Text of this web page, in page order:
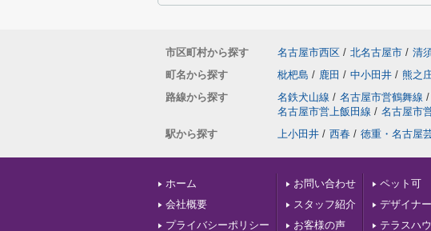
市区町村から探す 名古屋市西区 / 北名古屋市 / 清
町名から探す
枇杷島 / 鹿田 / 中小田井 / 熊之
路線から探す
名鉄犬山線 / 名古屋市営鶴舞線 /
名古屋市営上飯田線 / 名古屋市
駅から探す
上小田井 / 西春 / 徳重・名古屋
ホーム
会社概要
プライバシーポリシー
お問い合わせ
スタッフ紹介
お客様の声
ペット可
デザイナ
テラスハ